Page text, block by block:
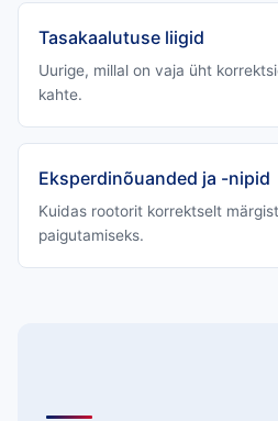
Tasakaalutuse liigid
Uurige, millal on vaja üht
kahte.
Eksperdinõuanded ja -nipid
Kuidas rootorit korrektselt
paigutamiseks.